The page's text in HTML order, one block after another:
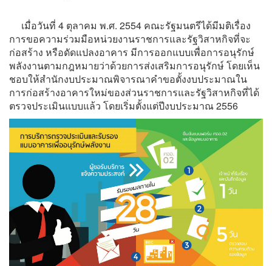
เมื่อวันที่ 4 ตุลาคม พ.ศ. 2554 คณะรัฐมนตรีได้มีมติเรื่อง
การขอความร่วมมือหน่วยงานราชการและรัฐวิสาหกิจที่จะ
ก่อสร้าง หรือดัดแปลงอาคาร มีการออกแบบเพื่อการอนุรักษ์
พลังงานตามกฎหมายว่าด้วยการส่งเสริมการอนุรักษ์ โดยเห็น
ชอบให้สำนักงบประมาณพิจารณาคำขอตั้งงบประมาณใน
การก่อสร้างอาคารใหม่ของส่วนราชการและรัฐวิสาหกิจที่ได้
ตรวจประเมินแบบแล้ว โดยเริ่มตั้งแต่ปีงบประมาณ 2556